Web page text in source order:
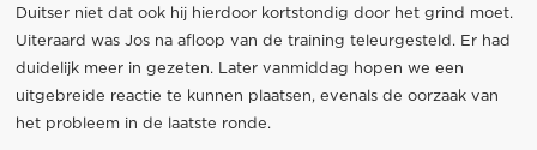
Duitser niet dat ook hij hierdoor kortstondig door het grind moet.
Uiteraard was Jos na afloop van de training teleurgesteld. Er had
duidelijk meer in gezeten. Later vanmiddag hopen we een
uitgebreide reactie te kunnen plaatsen, evenals de oorzaak van
het probleem in de laatste ronde.